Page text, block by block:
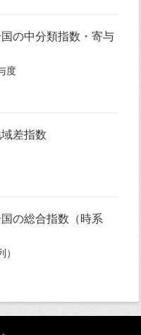
の中分類指数・寄与
度
差指数
の総合指数（時系